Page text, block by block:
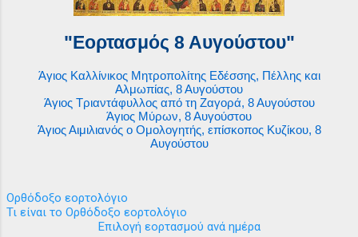
"Εορτασμός 8 Αυγούστου"
Άγιος Καλλίνικος Μητροπολίτης Εδέσσης, Πέλλης και
Αλμωπίας, 8 Αυγούστου
Άγιος Τριαντάφυλλος από τη Ζαγορά, 8 Αυγούστου
Άγιος Μύρων, 8 Αυγούστου
Άγιος Αιμιλιανός ο Ομολογητής, επίσκοπος Κυζίκου, 8
Αυγούστου
Ορθόδοξο εορτολόγιο
Τι είναι το Ορθόδοξο εορτολόγιο
Επιλογή εορτασμού ανά ημέρα